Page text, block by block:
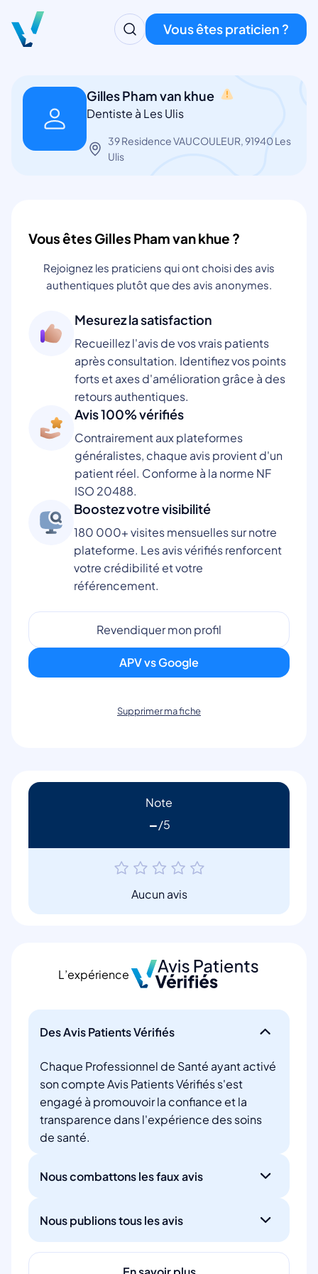
Vous êtes praticien ?
Gilles Pham van khue
Dentiste à Les Ulis
39 Residence VAUCOULEUR, 91940 Les
Ulis
Vous êtes Gilles Pham van khue ?
Rejoignez les praticiens qui ont choisi des avis
authentiques plutôt que des avis anonymes.
Mesurez la satisfaction
Recueillez l'avis de vos vrais patients
après consultation. Identifiez vos points
forts et axes d'amélioration grâce à des
retours authentiques.
Avis 100% vérifiés
Contrairement aux plateformes
généralistes, chaque avis provient d'un
patient réel. Conforme à la norme NF
ISO 20488.
Boostez votre visibilité
180 000+ visites mensuelles sur notre
plateforme. Les avis vérifiés renforcent
votre crédibilité et votre
référencement.
Revendiquer mon profil
APV vs Google
Supprimer ma fiche
Note
-
Aucun avis
L’expérience
Des Avis Patients Vérifiés
Chaque Professionnel de Santé ayant activé
son compte Avis Patients Vérifiés s'est
engagé à promouvoir la confiance et la
transparence dans l'expérience des soins
de santé.
Nous combattons les faux avis
Nous publions tous les avis